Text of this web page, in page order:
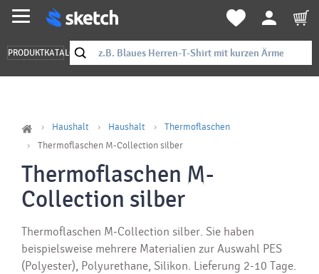
PRODUKTKATALOG
Haushalt Haushalt
Thermoflaschen
Thermoflaschen M-Collection silber
Thermoflaschen M-
Collection silber
Thermoflaschen M-Collection silber. Sie haben
beispielsweise mehrere Materialien zur Auswahl PES
(Polyester), Polyurethane, Silikon. Lieferung 2-10 Tage.